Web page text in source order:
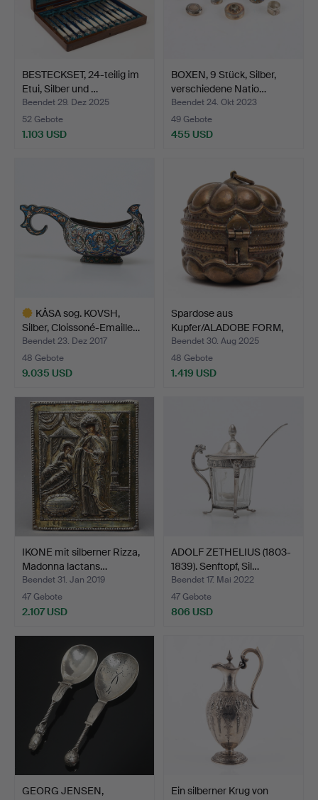
BESTECKSET, 24-teilig im
Etui, Silber und …
Beendet 29. Dez 2025
52 Gebote
1.103 USD
BOXEN, 9 Stück, Silber,
verschiedene Natio…
Beendet 24. Okt 2023
49 Gebote
455 USD
KÅSA sog. KOVSH,
Silber, Cloissoné-Emaille…
Beendet 23. Dez 2017
48 Gebote
9.035 USD
Objekt
Spardose aus
Kupfer/ALADOBE FORM,
17./19. …
Beendet 30. Aug 2025
48 Gebote
1.419 USD
IKONE mit silberner Rizza,
Madonna lactans…
Beendet 31. Jan 2019
47 Gebote
2.107 USD
ADOLF ZETHELIUS (1803-
1839). Senftopf, Sil…
Beendet 17. Mai 2022
47 Gebote
806 USD
GEORG JENSEN,
Ein silberner Krug von